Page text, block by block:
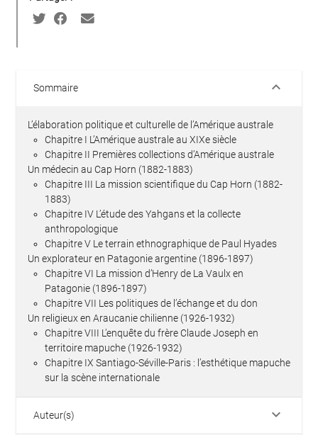
Sommaire keyboard_arrow_down
L’élaboration politique et culturelle de l’Amérique australe
Chapitre I L’Amérique australe au XIXe siècle
Chapitre II Premières collections d’Amérique australe
Un médecin au Cap Horn (1882-1883)
Chapitre III La mission scientifique du Cap Horn (1882-
1883)
Chapitre IV L’étude des Yahgans et la collecte
anthropologique
Chapitre V Le terrain ethnographique de Paul Hyades
Un explorateur en Patagonie argentine (1896-1897)
Chapitre VI La mission d’Henry de La Vaulx en
Patagonie (1896-1897)
Chapitre VII Les politiques de l’échange et du don
Un religieux en Araucanie chilienne (1926-1932)
Chapitre VIII L’enquête du frère Claude Joseph en
territoire mapuche (1926-1932)
Chapitre IX Santiago-Séville-Paris : l’esthétique mapuche
sur la scène internationale
Auteur(s) keyboard_arrow_down